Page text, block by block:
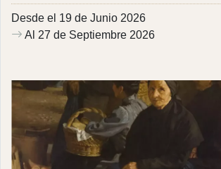
Desde el 19 de Junio 2026
Al 27 de Septiembre 2026